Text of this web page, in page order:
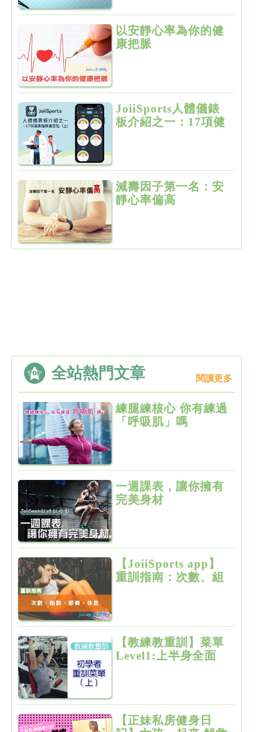
以安靜心率為你的健
康把脈
JoiiSports人體儀錶
板介紹之一：17項健
減壽因子第一名：安
靜心率偏高
全站熱門文章 閱讀更多
練腿練核心 你有練過
「呼吸肌」嗎
一週課表，讓你擁有
完美身材
【JoiiSports app】
重訓指南：次數、組
【教練教重訓】菜單
Level1:上半身全面
【正妹私房健身日